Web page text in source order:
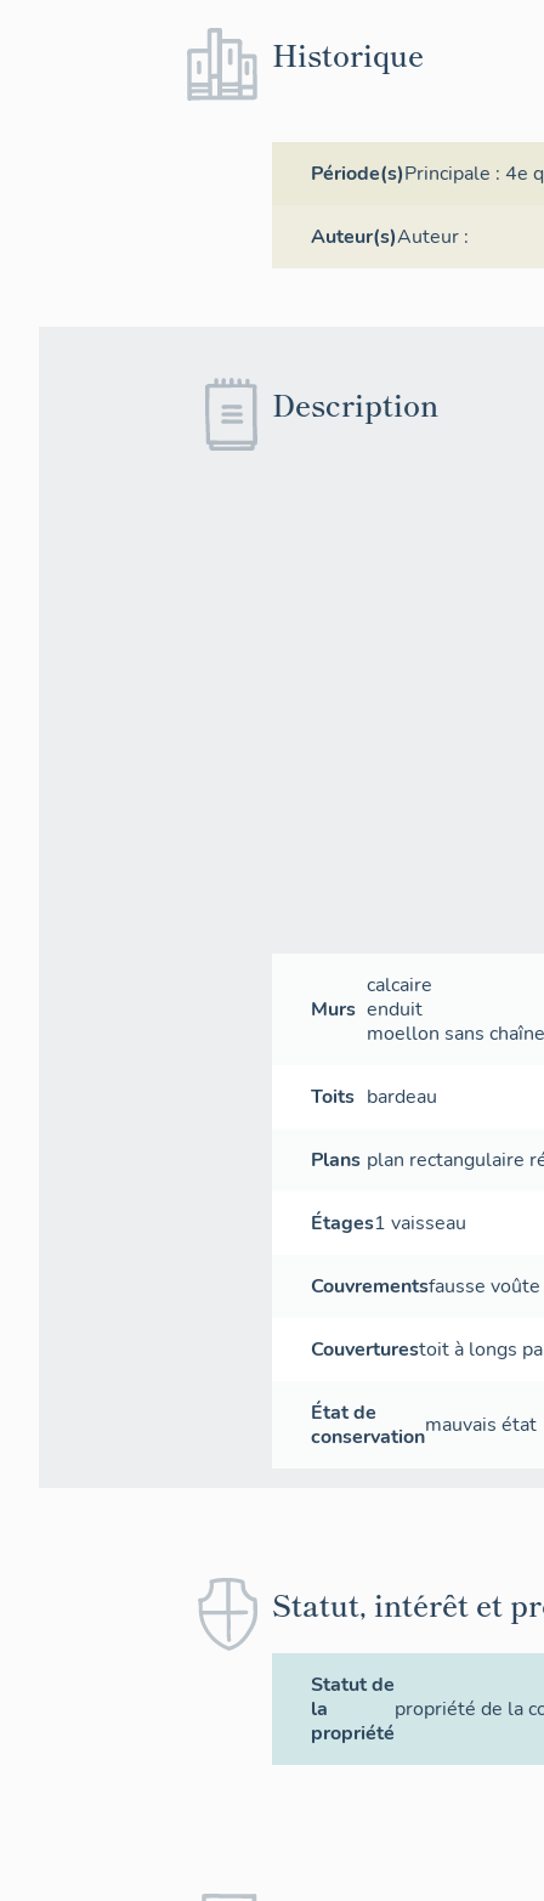
Historique
Période(s)Principale : 4e
Auteur(s)Auteur :
Description
Murs
calcaire
enduit
moellon sans
Toits bardeau
Plans plan rectangulaire
Étages1 vaisseau
Couvrementsfausse
Couverturestoit à longs
État de
conservationmauvais état
Statut, intérêt et
Statut de
la
propriété
propriété de la